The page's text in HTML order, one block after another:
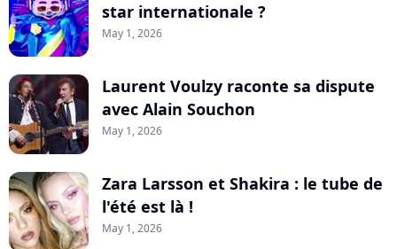
star internationale ?
May 1, 2026
Laurent Voulzy raconte sa dispute
avec Alain Souchon
May 1, 2026
Zara Larsson et Shakira : le tube de
l'été est là !
May 1, 2026